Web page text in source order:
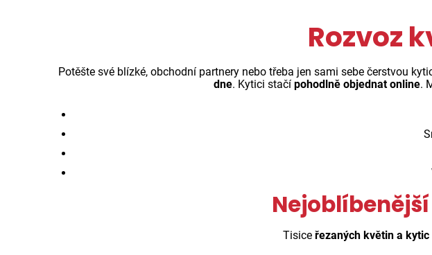
Rozvoz
Potěšte své blízké, obchodní partnery nebo třeba jen sami sebe čerstvou
dne. Kytici stačí pohodlně objednat online.
Tisice řezaných květin a kytic